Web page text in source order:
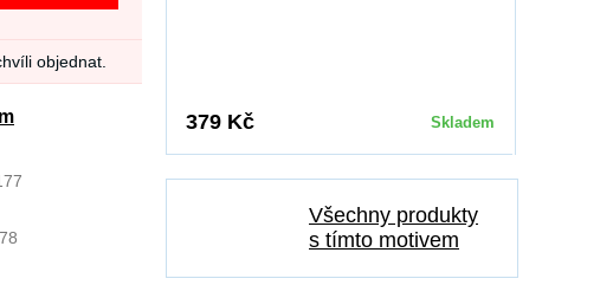
objednat.
379 Kč Skladem
Všechny produkty
s tímto motivem